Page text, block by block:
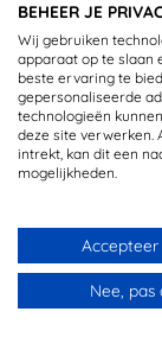
JURIDISCH
Disclaimer
Copyright ©
Gemaakt met 🤍
DE LEUKSTE
DE NIEUWSBRIEF
BEHEER JE
Wij gebruiken
apparaat op te slaan
beste ervaring te
gepersonaliseerde
technologieën
deze site verwerken.
intrekt, kan dit een
mogelijkheden.
Accepteer
Nee, pas